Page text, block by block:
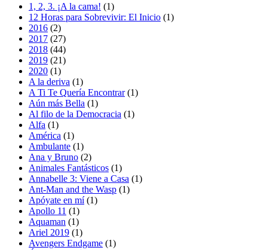
1, 2, 3. ¡A la cama! (1)
12 Horas para Sobrevivir: El Inicio (1)
2016 (2)
2017 (27)
2018 (44)
2019 (21)
2020 (1)
A la deriva (1)
A Ti Te Quería Encontrar(1)
Aún más Bella (1)
Al filo de la Democracia (1)
Alfa (1)
América (1)
Ambulante (1)
Ana y Bruno (2)
Animales Fantásticos (1)
Annabelle 3: Viene a Casa (1)
Ant-Man and the Wasp (1)
Apóyate en mí(1)
Apollo 11 (1)
Aquaman (1)
Ariel 2019 (1)
Avengers Endgame (1)